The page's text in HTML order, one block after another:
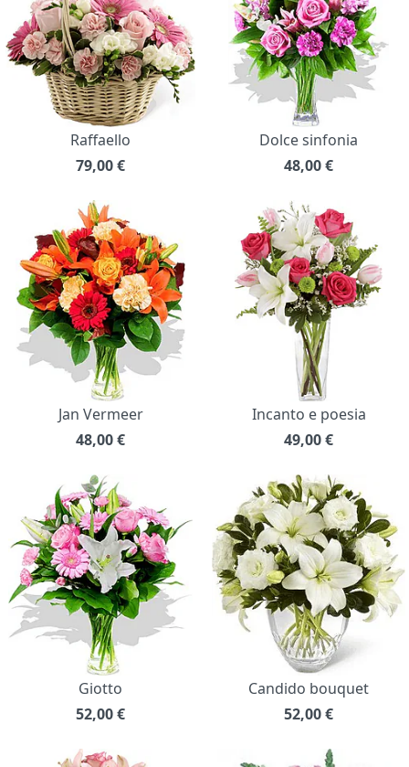
Raffaello
79,00€
Dolce sinfonia
48,00€
Jan Vermeer
48,00€
Incanto e poesia
49,00€
Giotto
52,00€
Candido bouquet
52,00€